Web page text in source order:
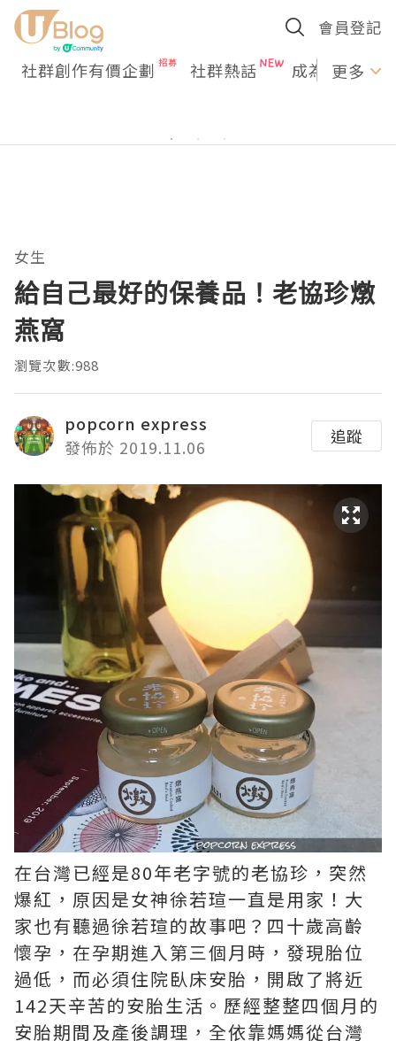
會員登記
社群創作有價企劃 社群熱話 成為U更多
女生
給自己最好的保養品！老協珍燉
燕窩
瀏覽次數:988
popcorn express
發佈於 2019.11.06
追蹤
在台灣已經是80年老字號的老協珍，突然
爆紅，原因是女神徐若瑄一直是用家！大
家也有聽過徐若瑄的故事吧？四十歲高齡
懷孕，在孕期進入第三個月時，發現胎位
過低，而必須住院臥床安胎，開啟了將近
142天辛苦的安胎生活。歷經整整四個月的
安胎期間及產後調理，全依靠媽媽從台灣